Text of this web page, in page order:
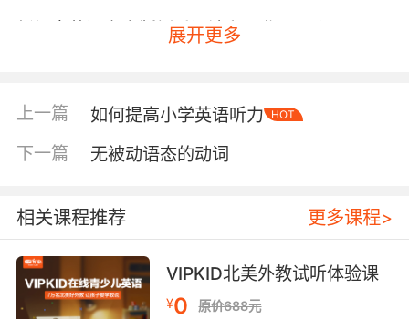
新概念英语青少版侧重语法和写作，那么Side By
发，结合教学实际（含有50多种常用交际场景）
编写而成，很好地结合了学生对语法能力和交际
能力的学习要求，能够帮助学生进一步理解课
以通过本书掌握到日常交际常用句型和语法，掌
握3000个词汇量，并能熟练地在生活中与人交
流。
选择适合小学生的英语教材可以从孩子的需求出
展开更多
上一篇 如何提高小学英语听力 HOT
下一篇 无被动语态的动词
相关课程推荐 更多课程>
VIPKID北美外教试听体验课
¥0 原价688元